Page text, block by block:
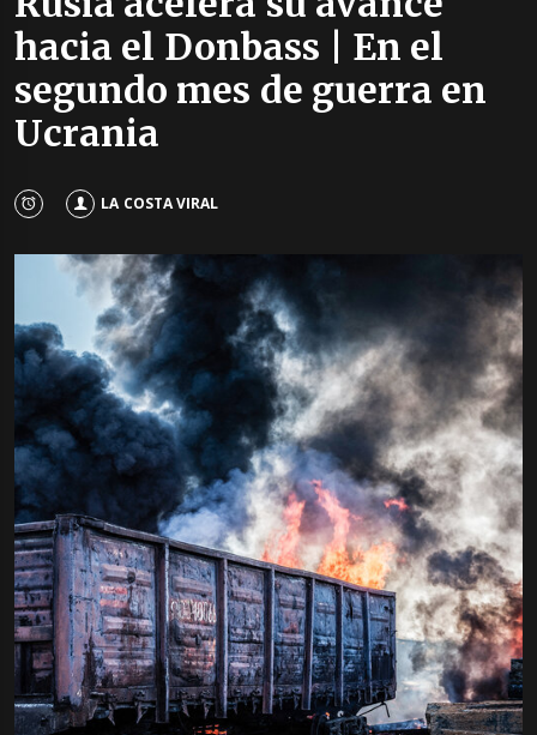
hacia el Donbass | En el
segundo mes de guerra en
Ucrania
LA COSTA VIRAL